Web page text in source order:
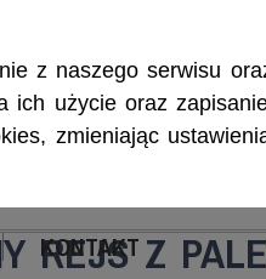
z naszego serwisu
użycie oraz
zmieniając
KONTAKT
szkolenia żeglarskie,
REJS Z